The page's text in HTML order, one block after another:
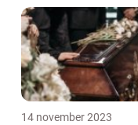
14 november 2023